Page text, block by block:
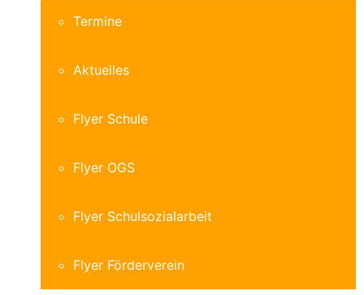
Termine
Aktuelles
Flyer Schule
Flyer OGS
Flyer Schulsozialarbeit
Flyer Förderverein